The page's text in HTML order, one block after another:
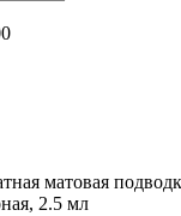
матовая
2.5 мл